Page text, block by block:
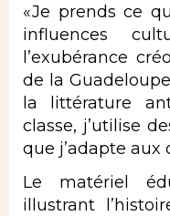
«Je prends ce
influences
l’exubérance
de la
la littérature
classe, j’utilise
que j’adapte aux
Le matériel
illustrant